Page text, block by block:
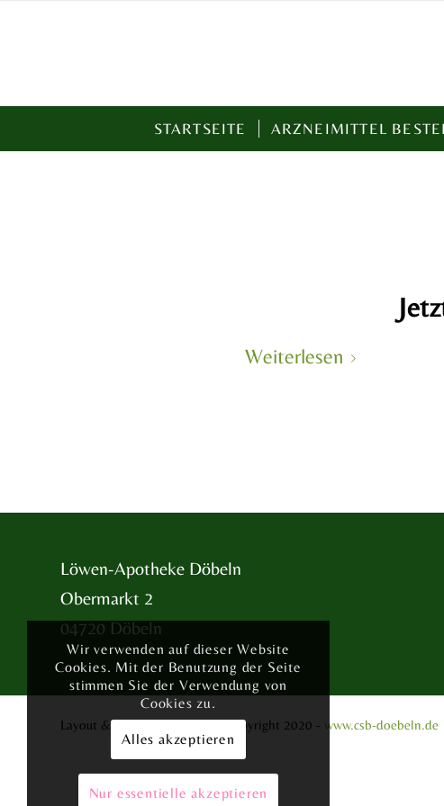
STARTSEITE ARZNEIMITTEL
Weiterlesen
Löwen-Apotheke Döbeln
Obermarkt 2
04720 Döbeln
Layout & Website-Erstellung ©opyright 2020 - www.csb-doebeln.de
Wir verwenden auf dieser Website
Cookies. Mit der Benutzung der Seite
stimmen Sie der Verwendung von
Cookies zu.
Alles akzeptieren
Nur essentielle akzeptieren